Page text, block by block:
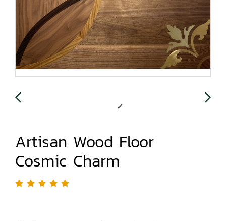
Artisan Wood Floor
Cosmic Charm